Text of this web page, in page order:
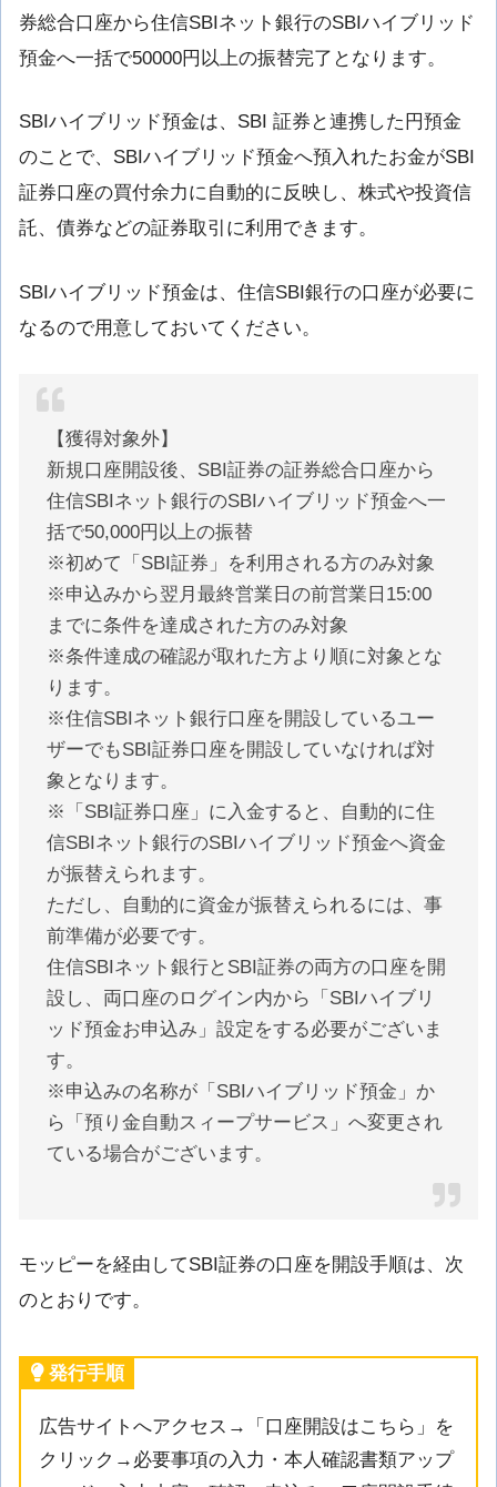
券総合口座から住信SBIネット銀行のSBIハイブリッド
預金へ一括で50000円以上の振替完了となります。
SBIハイブリッド預金は、SBI 証券と連携した円預金
のことで、SBIハイブリッド預金へ預入れたお金がSBI
証券口座の買付余力に自動的に反映し、株式や投資信
託、債券などの証券取引に利用できます。
SBIハイブリッド預金は、住信SBI銀行の口座が必要に
なるので用意しておいてください。
【獲得対象外】
新規口座開設後、SBI証券の証券総合口座から
住信SBIネット銀行のSBIハイブリッド預金へ一
括で50,000円以上の振替
※初めて「SBI証券」を利用される方のみ対象
※申込みから翌月最終営業日の前営業日15:00
までに条件を達成された方のみ対象
※条件達成の確認が取れた方より順に対象とな
ります。
※住信SBIネット銀行口座を開設しているユー
ザーでもSBI証券口座を開設していなければ対
象となります。
※「SBI証券口座」に入金すると、自動的に住
信SBIネット銀行のSBIハイブリッド預金へ資金
が振替えられます。
ただし、自動的に資金が振替えられるには、事
前準備が必要です。
住信SBIネット銀行とSBI証券の両方の口座を開
設し、両口座のログイン内から「SBIハイブリ
ッド預金お申込み」設定をする必要がございま
す。
※申込みの名称が「SBIハイブリッド預金」か
ら「預り金自動スィープサービス」へ変更され
ている場合がございます。
モッピーを経由してSBI証券の口座を開設手順は、次
のとおりです。
発行手順
広告サイトへアクセス→「口座開設はこちら」を
クリック→必要事項の入力・本人確認書類アップ